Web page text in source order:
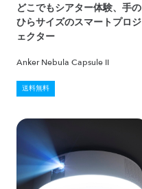
どこでもシアター体験、手の
ひらサイズのスマートプロジ
ェクター
Anker Nebula Capsule II
送料無料